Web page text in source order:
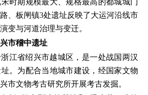
时期规模最大、规格最高的都城城门
、板闸镇3处遗址反映了大运河沿线市
变与河道治理与变迁。
市稽中遗址
江省绍兴市越城区，是一处战国两汉
。为配合当地城市建设，经国家文物
市文物考古研究所开展考古发掘。